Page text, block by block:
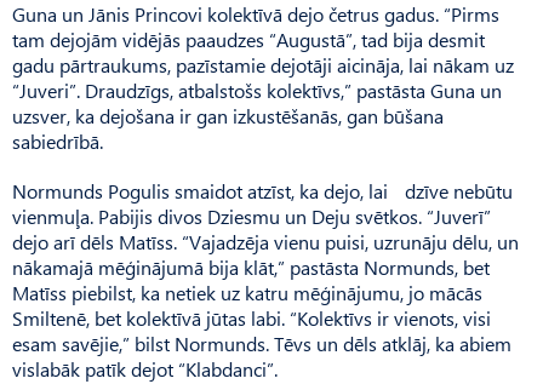
Guna un Jānis Princovi kolektīvā dejo četrus gadus. “Pirms
tam dejojām vidējās paaudzes “Augustā”, tad bija desmit
gadu pārtraukums, pazīstamie dejotāji aicināja, lai nākam uz
“Juveri”. Draudzīgs, atbalstošs kolektīvs,” pastāsta Guna un
uzsver, ka dejošana ir gan izkustēšanās, gan būšana
sabiedrībā.
Normunds Pogulis smaidot atzīst, ka dejo, lai dzīve nebūtu
vienmuļa. Pabijis divos Dzies­mu un Deju svētkos. “Ju­verī”
dejo arī dēls Matīss. “Va­ja­dzēja vienu puisi, uzrunāju dēlu, un
nākamajā mēģinājumā bija klāt,” pastāsta Normunds, bet
Matīss piebilst, ka netiek uz katru mēģinājumu, jo mācās
Smiltenē, bet kolektīvā jūtas labi. “Kolektīvs ir vienots, visi
esam savējie,” bilst Normunds. Tēvs un dēls atklāj, ka abiem
vislabāk patīk dejot “Klabdan­ci”.